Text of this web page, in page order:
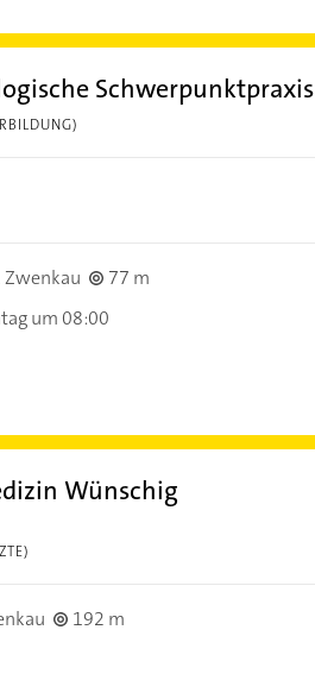
Schwerpunktpraxis
77 m
um 08:00
Wünschig
192 m